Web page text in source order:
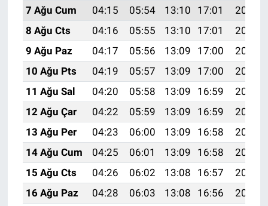
7 Ağu Cum
04:15 05:54 13:10 17:01
20:15
8 Ağu Cts
04:16 05:55 13:10 17:01
20:14
9 Ağu Paz
04:17 05:56 13:09 17:00
20:13
10 Ağu Pts
04:19 05:57 13:09 17:00
20:11
11 Ağu Sal
04:20 05:58 13:09 16:59
20:10
12 Ağu Çar
04:22 05:59 13:09 16:59
20:09
13 Ağu Per
04:23 06:00 13:09 16:58
20:07
14 Ağu Cum
04:25 06:01 13:09 16:58
20:06
15 Ağu Cts
04:26 06:02 13:08 16:57
20:05
16 Ağu Paz
04:28 06:03 13:08 16:56
20:03